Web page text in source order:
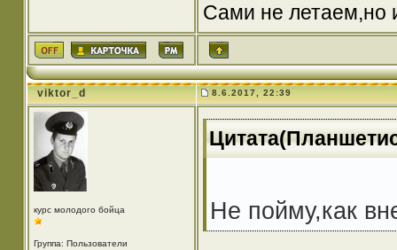
Сами не летаем,но
viktor_d 8.6.2017, 22:39
курс молодого бойца
Группа: Пользователи
Не пойму,как